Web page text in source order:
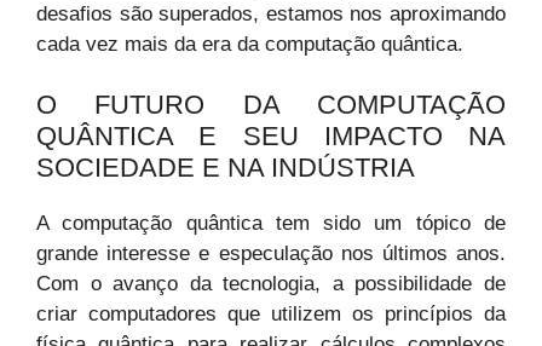
desafios são superados, estamos nos aproximando
cada vez mais da era da computação quântica.
O FUTURO DA COMPUTAÇÃO
QUÂNTICA E SEU IMPACTO NA
SOCIEDADE E NA INDÚSTRIA
A computação quântica tem sido um tópico de
grande interesse e especulação nos últimos anos.
Com o avanço da tecnologia, a possibilidade de
criar computadores que utilizem os princípios da